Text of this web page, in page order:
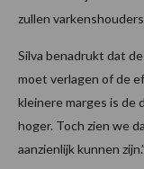
zullen
Silva benadrukt dat
moet verlagen of de
kleinere marges is de
hoger. Toch zien we
aanzienlijk kunnen zijn.”